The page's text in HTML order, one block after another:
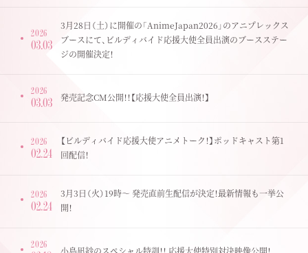
2026
03.03
3月28日（土）に開催の「AnimeJapan2026」のアニプレックス
ブースにて、ビルディバイド応援大使全員出演のブースステー
ジの開催決定！
2026
03.03 発売記念CM公開！！【応援大使全員出演！】
2026
02.24
【ビルディバイド応援大使アニメトーク！】ポッドキャスト第1
回配信！
2026
02.24
3月3日（火）19時～ 発売直前生配信が決定！最新情報も一挙公
開！
2026
小島凪紗のスペシャル特訓！！ 応援大使特別対決映像公開！